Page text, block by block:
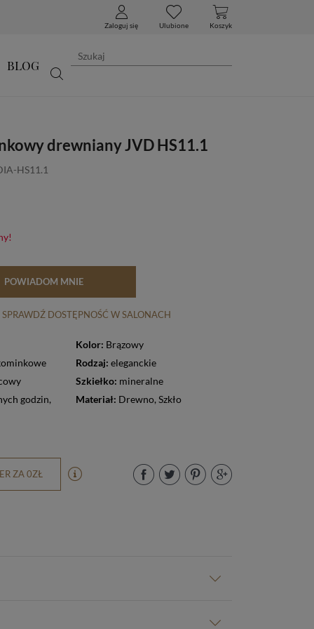
Zaloguj się Ulubione Koszyk
BLOG
drewniany JVD HS11.1
HS11.1
POWIADOM MNIE
SPRAWDŹ DOSTĘPNOŚĆ W SALONACH
Kolor: Brązowy
Rodzaj:eleganckie
Szkiełko: mineralne
godzin,
Materiał: Drewno, Szkło
ZA 0ZŁ